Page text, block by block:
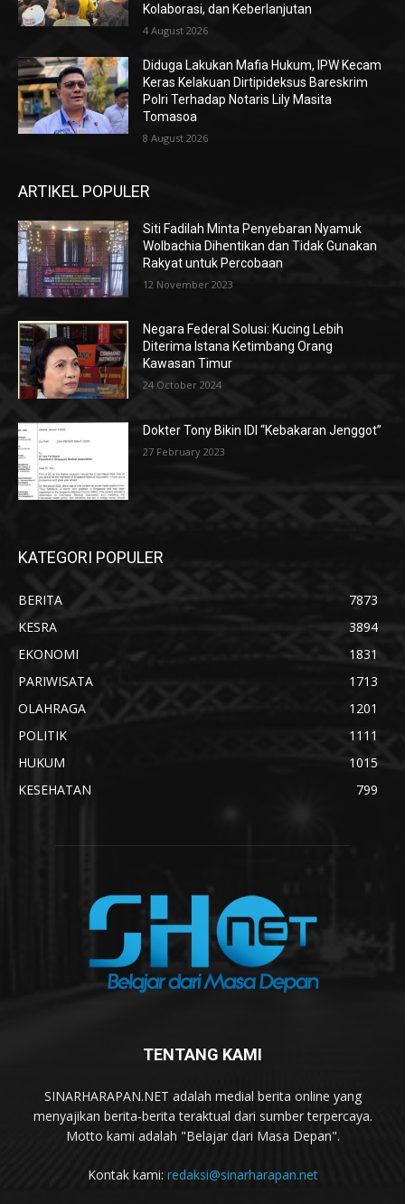
Kolaborasi, dan Keberlanjutan
4 August 2026
Diduga Lakukan Mafia Hukum, IPW Kecam
Keras Kelakuan Dirtipideksus Bareskrim
Polri Terhadap Notaris Lily Masita
Tomasoa
8 August 2026
ARTIKEL POPULER
Siti Fadilah Minta Penyebaran Nyamuk
Wolbachia Dihentikan dan Tidak Gunakan
Rakyat untuk Percobaan
12 November 2023
Negara Federal Solusi: Kucing Lebih
Diterima Istana Ketimbang Orang
Kawasan Timur
24 October 2024
Dokter Tony Bikin IDI “Kebakaran Jenggot”
27 February 2023
KATEGORI POPULER
BERITA
7873
KESRA
3894
EKONOMI
1831
PARIWISATA
1713
OLAHRAGA
1201
POLITIK
1111
HUKUM
1015
KESEHATAN
799
TENTANG KAMI
SINARHARAPAN.NET adalah medial berita online yang
menyajikan berita-berita teraktual dari sumber terpercaya.
Motto kami adalah "Belajar dari Masa Depan".
Kontak kami: redaksi@sinarharapan.net